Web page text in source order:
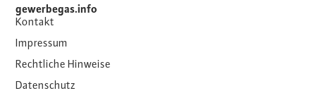
gewerbegas.info
Kontakt
Impressum
Rechtliche Hinweise
Datenschutz